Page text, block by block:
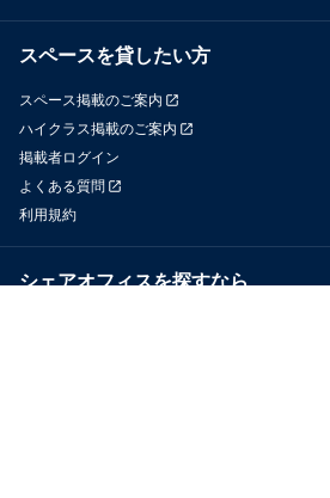
スペースを貸したい方
スペース掲載のご案内
ハイクラス掲載のご案内
掲載者ログイン
よくある質問
利用規約
シェアオフィスを探すなら